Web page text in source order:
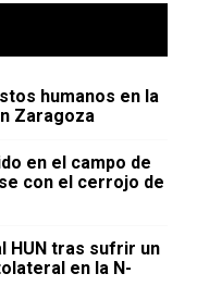
humanos en la
Zaragoza
en el campo de
con el cerrojo de
HUN tras sufrir un
en la N-